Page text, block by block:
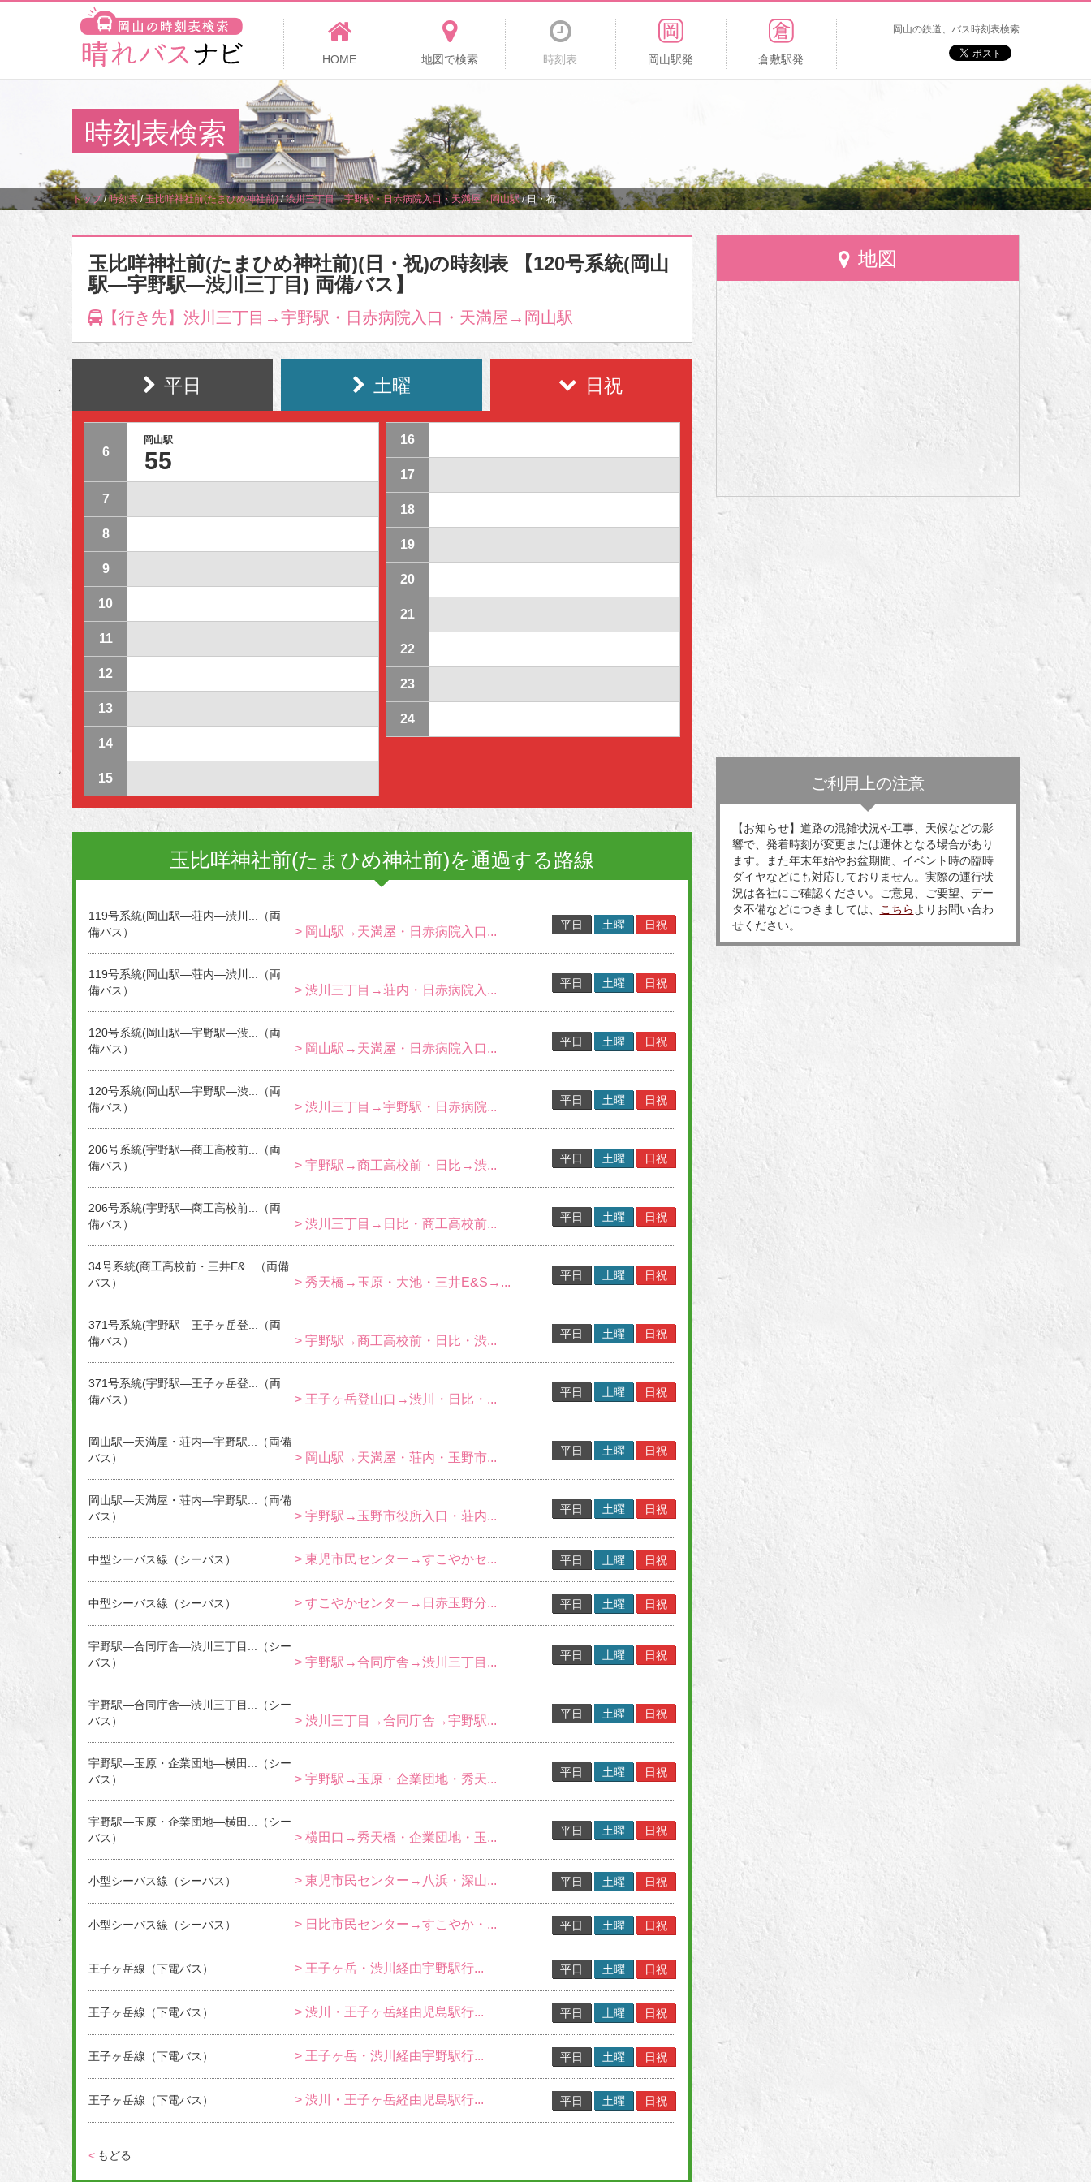
HOME 地図で検索 時刻表 岡山駅発 倉敷駅発
岡山の鉄道、バス時刻表検索
時刻表検索
トップ/時刻表/玉比咩神社前(たまひめ神社前)/渋川三丁目→宇野駅・日赤病院入口・天満屋→岡山駅/日・祝
玉比咩神社前(たまひめ神社前)(日・祝)の時刻表 【120号系統(岡山
駅―宇野駅―渋川三丁目) 両備バス】
【行き先】渋川三丁目→宇野駅・日赤病院入口・天満屋→岡山駅
平日 土曜 日祝
6
岡山駅
55
7
8
9
10
11
12
13
14
15
16
17
18
19
20
21
22
23
24
玉比咩神社前(たまひめ神社前)を通過する路線
119号系統(岡山駅―荘内―渋川...（両
備バス）
> 岡山駅→天満屋・日赤病院入口... 平日 土曜 日祝
119号系統(岡山駅―荘内―渋川...（両
備バス）
> 渋川三丁目→荘内・日赤病院入... 平日 土曜 日祝
120号系統(岡山駅―宇野駅―渋...（両
備バス）
> 岡山駅→天満屋・日赤病院入口... 平日 土曜 日祝
120号系統(岡山駅―宇野駅―渋...（両
備バス）
> 渋川三丁目→宇野駅・日赤病院... 平日 土曜 日祝
206号系統(宇野駅―商工高校前...（両
備バス）
> 宇野駅→商工高校前・日比→渋... 平日 土曜 日祝
206号系統(宇野駅―商工高校前...（両
備バス）
> 渋川三丁目→日比・商工高校前... 平日 土曜 日祝
34号系統(商工高校前・三井E&...（両備
バス）
> 秀天橋→玉原・大池・三井E&S→... 平日 土曜 日祝
371号系統(宇野駅―王子ヶ岳登...（両
備バス）
> 宇野駅→商工高校前・日比・渋... 平日 土曜 日祝
371号系統(宇野駅―王子ヶ岳登...（両
備バス）
> 王子ヶ岳登山口→渋川・日比・... 平日 土曜 日祝
岡山駅―天満屋・荘内―宇野駅...（両備
バス）
> 岡山駅→天満屋・荘内・玉野市... 平日 土曜 日祝
岡山駅―天満屋・荘内―宇野駅...（両備
バス）
> 宇野駅→玉野市役所入口・荘内... 平日 土曜 日祝
中型シーバス線（シーバス） > 東児市民センター→すこやかセ... 平日 土曜 日祝
中型シーバス線（シーバス） > すこやかセンター→日赤玉野分... 平日 土曜 日祝
宇野駅―合同庁舎―渋川三丁目...（シー
バス）
> 宇野駅→合同庁舎→渋川三丁目... 平日 土曜 日祝
宇野駅―合同庁舎―渋川三丁目...（シー
バス）
> 渋川三丁目→合同庁舎→宇野駅... 平日 土曜 日祝
宇野駅―玉原・企業団地―横田...（シー
バス）
> 宇野駅→玉原・企業団地・秀天... 平日 土曜 日祝
宇野駅―玉原・企業団地―横田...（シー
バス）
> 横田口→秀天橋・企業団地・玉... 平日 土曜 日祝
小型シーバス線（シーバス） > 東児市民センター→八浜・深山... 平日 土曜 日祝
小型シーバス線（シーバス） > 日比市民センター→すこやか・... 平日 土曜 日祝
王子ヶ岳線（下電バス） > 王子ヶ岳・渋川経由宇野駅行... 平日 土曜 日祝
王子ヶ岳線（下電バス） > 渋川・王子ヶ岳経由児島駅行... 平日 土曜 日祝
王子ヶ岳線（下電バス） > 王子ヶ岳・渋川経由宇野駅行... 平日 土曜 日祝
王子ヶ岳線（下電バス） > 渋川・王子ヶ岳経由児島駅行... 平日 土曜 日祝
< もどる
地図
ご利用上の注意
【お知らせ】道路の混雑状況や工事、天候などの影
響で、発着時刻が変更または運休となる場合があり
ます。また年末年始やお盆期間、イベント時の臨時
ダイヤなどにも対応しておりません。実際の運行状
況は各社にご確認ください。ご意見、ご要望、デー
タ不備などにつきましては、
こちら よりお問い合わ
せください。